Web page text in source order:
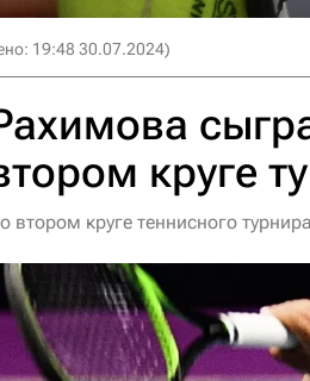
19:48 30.07.2024)
круге
втором круге теннисного